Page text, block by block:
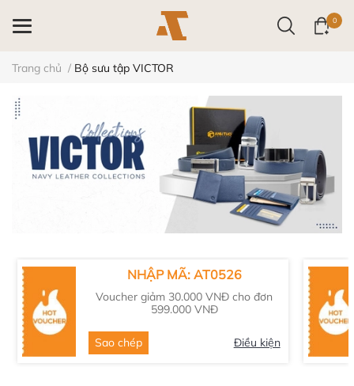
0
Trang chủ / Bộ sưu tập VICTOR
NHẬP MÃ: AT0526
Voucher giảm 30.000 VNĐ cho đơn
599.000 VNĐ
Sao chép Điều kiện